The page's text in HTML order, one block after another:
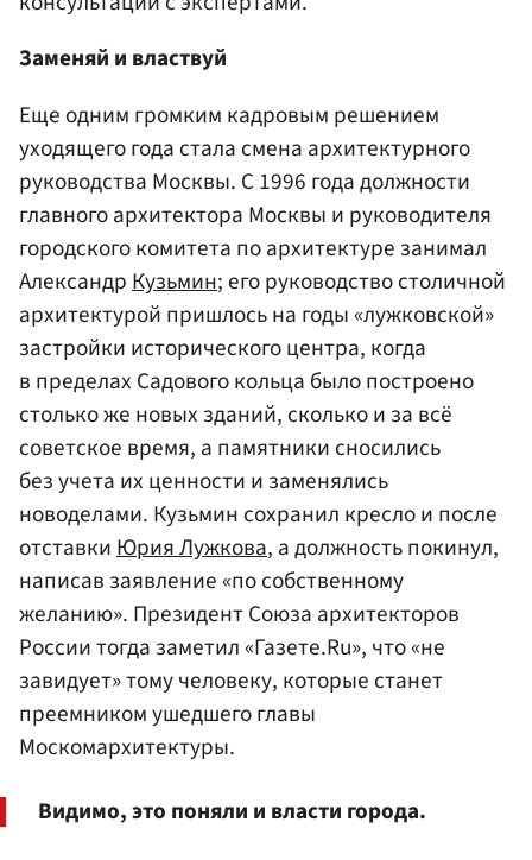
Заменяй и властвуй
Еще одним громким кадровым решением
уходящего года стала смена архитектурного
руководства Москвы. С 1996 года должности
главного архитектора Москвы и руководителя
городского комитета по архитектуре занимал
Александр Кузьмин; его руководство столичной
архитектурой пришлось на годы «лужковской»
застройки исторического центра, когда
в пределах Садового кольца было построено
столько же новых зданий, сколько и за всё
советское время, а памятники сносились
без учета их ценности и заменялись
новоделами. Кузьмин сохранил кресло и после
отставки Юрия Лужкова, а должность покинул,
написав заявление «по собственному
желанию». Президент Союза архитекторов
России тогда заметил «Газете.Ru», что «не
завидует» тому человеку, которые станет
преемником ушедшего главы
Москомархитектуры.
Видимо, это поняли и власти города.